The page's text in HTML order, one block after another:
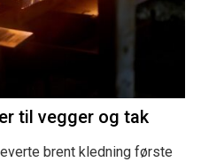
til vegger og tak
brent kledning første